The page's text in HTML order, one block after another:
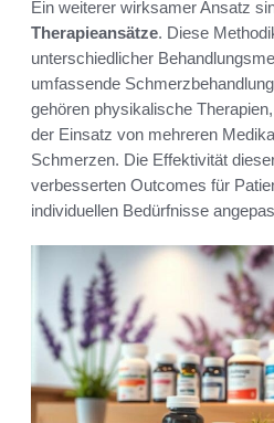
Ein weiterer wirksamer Ansatz
Therapieansätze. Diese
unterschiedlicher
umfassende
gehören physikalische
der Einsatz von mehreren
Schmerzen. Die Effektivität
verbesserten Outcomes für
individuellen Bedürfnisse